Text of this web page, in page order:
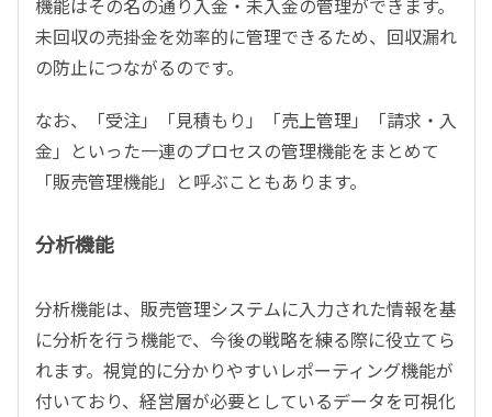
機能はその名の通り入金・未入金の管理ができます。
未回収の売掛金を効率的に管理できるため、回収漏れ
の防止につながるのです。
なお、「受注」「見積もり」「売上管理」「請求・入
金」といった一連のプロセスの管理機能をまとめて
「販売管理機能」と呼ぶこともあります。
分析機能
分析機能は、販売管理システムに入力された情報を基
に分析を行う機能で、今後の戦略を練る際に役立てら
れます。視覚的に分かりやすいレポーティング機能が
付いており、経営層が必要としているデータを可視化